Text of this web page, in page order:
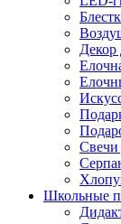
Декор
Свечи
Школьные